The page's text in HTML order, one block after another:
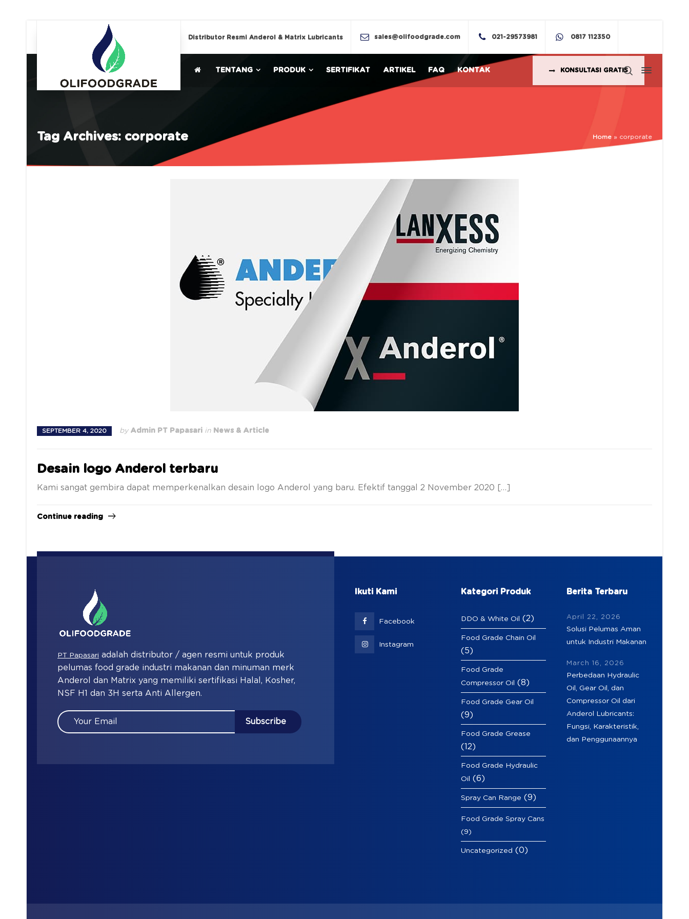
Distributor Resmi Anderol & Matrix Lubricants sales@olifoodgrade.com 021-29573981 0817 112350
TENTANG PRODUK SERTIFIKAT ARTIKEL FAQ KONTAK KONSULTASI GRATIS
Tag Archives: corporate Home » corporate
SEPTEMBER 4, 2020 by Admin PT Papasari in News & Article
Desain logo Anderol terbaru
Kami sangat gembira dapat memperkenalkan desain logo Anderol yang baru. Efektif tanggal 2 November 2020 […]
Continue reading
PT Papasari adalah distributor / agen resmi untuk produk
pelumas food grade industri makanan dan minuman merk
Anderol dan Matrix yang memiliki sertifikasi Halal, Kosher,
NSF H1 dan 3H serta Anti Allergen.
Ikuti Kami
Facebook
Instagram
Kategori Produk
DDO & White Oil (2)
Food Grade Chain Oil
(5)
Food Grade
Compressor Oil (8)
Food Grade Gear Oil
(9)
Food Grade Grease
(12)
Food Grade Hydraulic
Oil (6)
Spray Can Range (9)
Food Grade Spray Cans
(9)
Uncategorized (0)
Berita Terbaru
April 22, 2026
Solusi Pelumas Aman
untuk Industri Makanan
March 16, 2026
Perbedaan Hydraulic
Oil, Gear Oil, dan
Compressor Oil dari
Anderol Lubricants:
Fungsi, Karakteristik,
dan Penggunaannya